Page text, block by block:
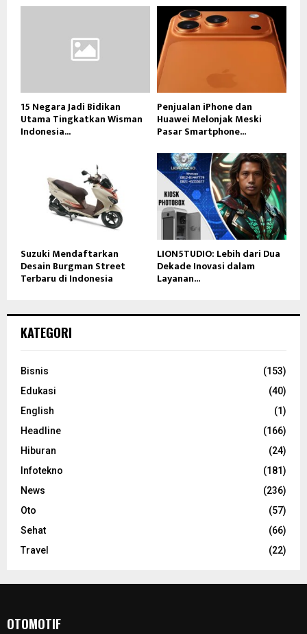
15 Negara Jadi Bidikan
Utama Tingkatkan Wisman
Indonesia...
Penjualan iPhone dan
Huawei Melonjak Meski
Pasar Smartphone...
Suzuki Mendaftarkan
Desain Burgman Street
Terbaru di Indonesia
LION5TUDIO: Lebih dari Dua
Dekade Inovasi dalam
Layanan...
KATEGORI
Bisnis
(153)
Edukasi
(40)
English
(1)
Headline
(166)
Hiburan
(24)
Infotekno
(181)
News
(236)
Oto
(57)
Sehat
(66)
Travel
(22)
OTOMOTIF